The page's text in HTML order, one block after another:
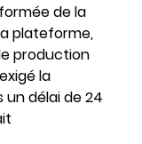
de la
plateforme,
production
la
un délai de 24